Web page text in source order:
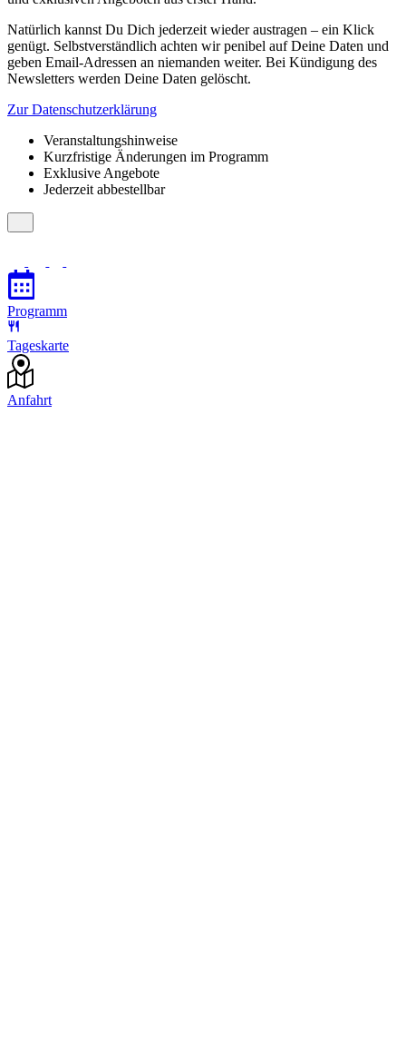
Natürlich kannst Du Dich jederzeit wieder austragen – ein Klick
genügt. Selbstverständlich achten wir penibel auf Deine Daten und
geben Email-Adressen an niemanden weiter. Bei Kündigung des
Newsletters werden Deine Daten gelöscht.
Zur Datenschutzerklärung
Veranstaltungshinweise
Kurzfristige Änderungen im Programm
Exklusive Angebote
Jederzeit abbestellbar
Programm
Tageskarte
Anfahrt